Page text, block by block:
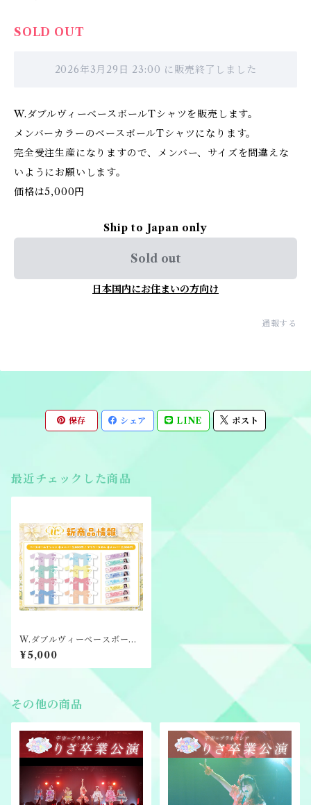
SOLD OUT
2026年3月29日 23:00 に販売終了しました
W.ダブルヴィーベースボールTシャツを販売します。
メンバーカラーのベースボールTシャツになります。
完全受注生産になりますので、メンバー、サイズを間違えな
いようにお願いします。
価格は5,000円
Ship to Japan only
Sold out
日本国内にお住まいの方向け
通報する
保存 シェア LINE ポスト
最近チェックした商品
W.ダブルヴィーベースボール
Tシャツ
¥5,000
その他の商品